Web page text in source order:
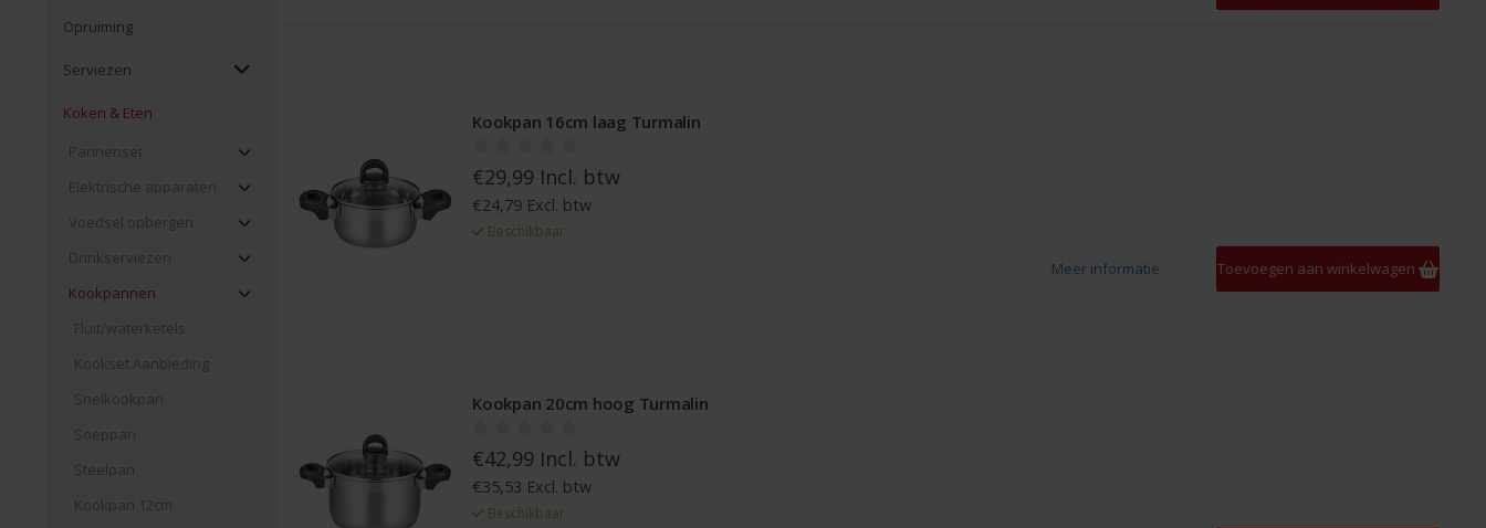
Opruiming
Serviezen
Koken & Eten
Pannenset
Elektrische apparaten
Voedsel opbergen
Drinkserviezen
Kookpannen
Fluit/waterketels
Kookset Aanbieding
Snelkookpan
Soeppan
Steelpan
Kookpan 12cm
Kookpan 16cm laag Turmalin
€29,99 Incl. btw
€24,79 Excl. btw
Beschikbaar
Toevoegen aan winkelwagen
Meer informatie
Kookpan 20cm hoog Turmalin
€42,99 Incl. btw
€35,53 Excl. btw
Beschikbaar